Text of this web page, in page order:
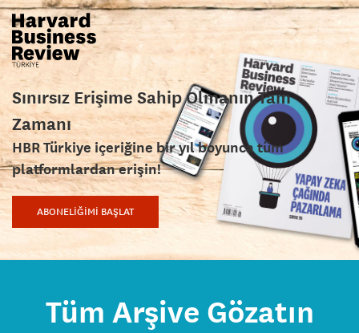
Sınırsız Erişime Sahip Olmanın Tam
Zamanı
HBR Türkiye içeriğine bir yıl boyunca tüm
platformlardan erişin!
ABONELİĞİMİ BAŞLAT
Tüm Arşive Gözatın